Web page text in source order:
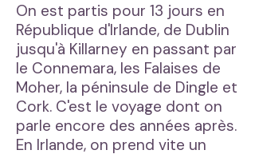
On est partis pour 13 jours en
République d'Irlande, de Dublin
jusqu'à Killarney en passant par
le Connemara, les Falaises de
Moher, la péninsule de Dingle et
Cork. C'est le voyage dont on
parle encore des années après.
En Irlande, on prend vite un